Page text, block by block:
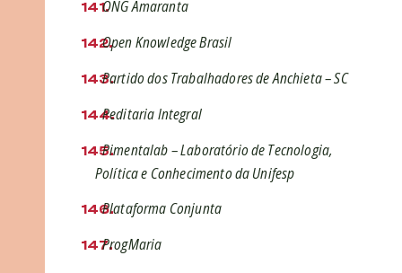
ONG Amaranta
Open Knowledge Brasil
Partido dos Trabalhadores de Anchieta – SC
Peditaria Integral
Pimentalab – Laboratório de Tecnologia,
Política e Conhecimento da Unifesp
Plataforma Conjunta
ProgMaria